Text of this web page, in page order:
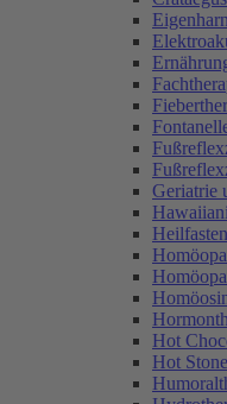
Geriatrie
Heilfasten
Hot
Hot